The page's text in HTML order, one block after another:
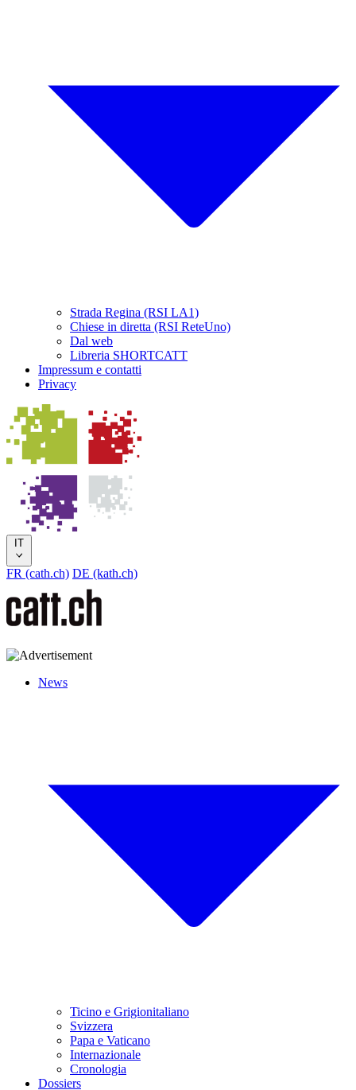
Strada Regina (RSI LA1)
Chiese in diretta (RSI ReteUno)
Dal web
Libreria SHORTCATT
Impressum e contatti
Privacy
IT
FR (cath.ch) DE (kath.ch)
News
Ticino e Grigionitaliano
Svizzera
Papa e Vaticano
Internazionale
Cronologia
Dossiers